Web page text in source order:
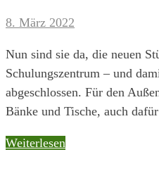
8. März 2022
Nun sind sie da, die neuen
Schulungszentrum – und
abgeschlossen. Für den
Bänke und Tische, auch
Neue
Weiterlesen